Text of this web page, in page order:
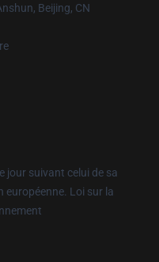
Beijing, CN
jour suivant celui de sa
européenne. Loi sur la